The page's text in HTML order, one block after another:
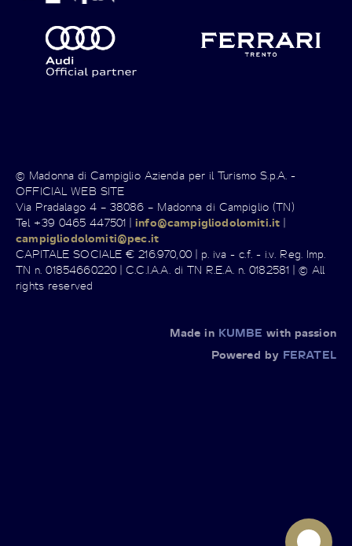
© Madonna di Campiglio Azienda per il Turismo S.p.A. -
OFFICIAL WEB SITE
Via Pradalago 4 – 38086 – Madonna di Campiglio (TN)
Tel +39 0465 447501 |info@campigliodolomiti.it |
campigliodolomiti@pec.it
CAPITALE SOCIALE € 216.970,00 | p. iva - c.f. - i.v. Reg. Imp.
TN n. 01854660220 | C.C.I.A.A. di TN R.E.A. n. 0182581 | © All
rights reserved
Made in KUMBE with passion
Powered by FERATEL